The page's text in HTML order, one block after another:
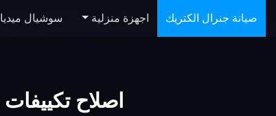
صيانة جنرال الكتريك اجهزة منزلية سوشيال ميديا
اصلاح تكييفات generalelectric القاهرة